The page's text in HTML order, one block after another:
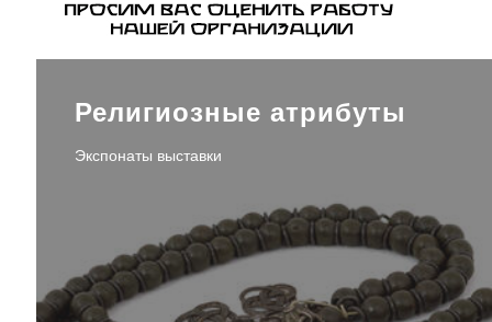
Религиозные атрибуты
Экспонаты выставки